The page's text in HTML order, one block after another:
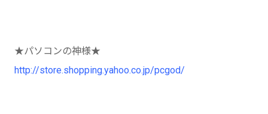
★パソコンの神様★
http://store.shopping.yahoo.co.jp/pcgod/